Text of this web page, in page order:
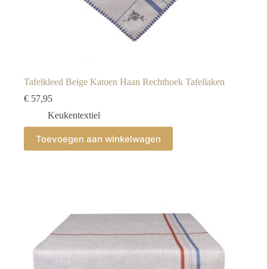
Tafelkleed Beige Katoen Haan Rechthoek Tafellaken
€ 57,95
Keukentextiel
Toevoegen aan winkelwagen